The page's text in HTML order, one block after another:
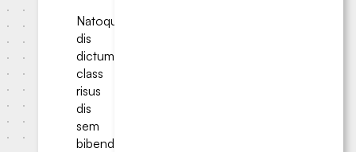
Natoque
dis
dictum
class
risus
dis
sem
bibendum.